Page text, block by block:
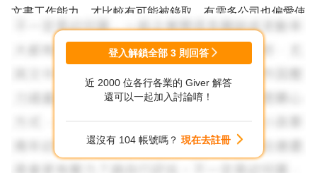
文書工作能力，才比較有可能被錄取，有需多公司也偏愛使
用新鮮人，還是只能建議你多投遞!
再來就是請你去做履歷健診，聚焦一下履歷，也許你有一些
技能是沒有寫出來的喔!加油!
登入解鎖全部 3 則回答
近 2000 位各行各業的 Giver 解答
還可以一起加入討論唷！
還沒有 104 帳號嗎？ 現在去註冊